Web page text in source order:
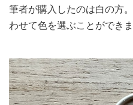
筆者が購入したのは白の方
わせて色を選ぶことができま